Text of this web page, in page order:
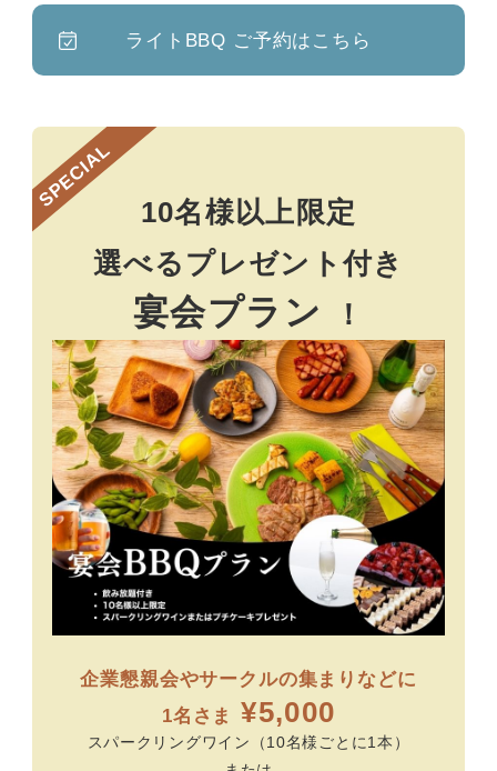
ライトBBQ ご予約はこちら
SPECIAL
10名様以上限定
選べるプレゼント付き
宴会プラン ！
企業懇親会やサークルの集まりなどに
1名さま
¥5,000
スパークリングワイン（10名様ごとに1本）